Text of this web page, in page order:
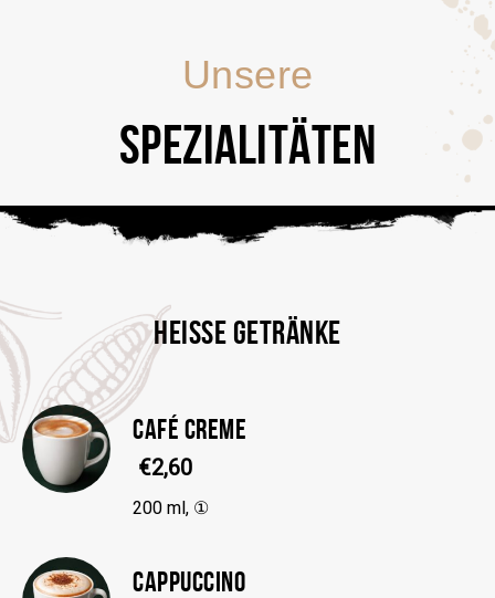
Unsere
SPEZIALITÄTEN
HEISSE GETRÄNKE
CAFÉ CREME
€2,60
200 ml, ①
CAPPUCCINO